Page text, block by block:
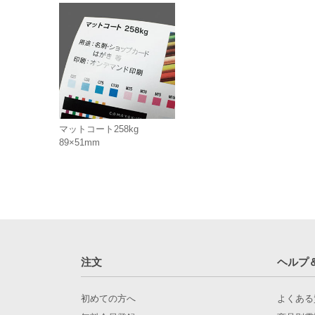
マットコート258kg
89×51mm
注文 ヘルプ
初めての方へ
よくある